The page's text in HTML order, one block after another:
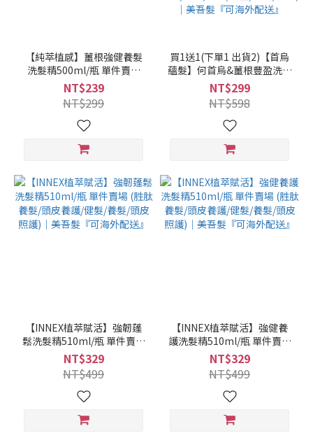
【純萃植感】薑根強健養髮
洗髮精500ml/瓶 單件賣場
(純素可用/零矽靈/無矽零)｜
美吾髮『可海外配送』
NT$239
NT$299
買1送1(下單1 出貨2)【首烏
蘊髮】何首烏&薑根豐盈洗髮
精520ml/瓶 (8/3 11:00-8/11
10:59買1送1(下單1 出貨2，
限同品項)，此優惠僅限活動
時間內成立之訂單) (微涼感/
強健/修護)｜美吾髮『可海外
NT$299
NT$598
【INNEX植萃賦活】強韌蓬
鬆洗髮精510ml/瓶 單件賣場
(胜肽養髮/頭皮養護/健髮/養
髮/頭皮照護)｜美吾髮『可海
外配送』
NT$329
NT$499
【INNEX植萃賦活】強健養
護洗髮精510ml/瓶 單件賣場
(胜肽養髮/頭皮養護/健髮/養
髮/頭皮照護)｜美吾髮『可海
外配送』
NT$329
NT$499